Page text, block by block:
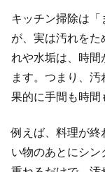
キッチン掃除は「
が、実は汚れを
れや水垢は、時間
ます。つまり、
果的に手間も時間
例えば、料理が終
い物のあとにシン